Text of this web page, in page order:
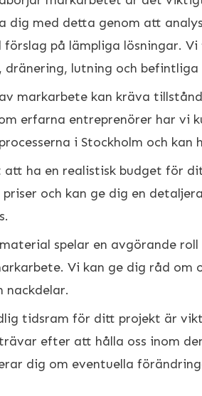
dig med detta genom att
på lämpliga lösningar.
dränering, lutning och
markarbete kan kräva
erfarna entreprenörer har vi
i Stockholm och kan
ha en realistisk budget för
och kan ge dig en
spelar en avgörande
Vi kan ge dig råd
nackdelar.
tidsram för ditt projekt är
efter att hålla oss inom
dig om eventuella